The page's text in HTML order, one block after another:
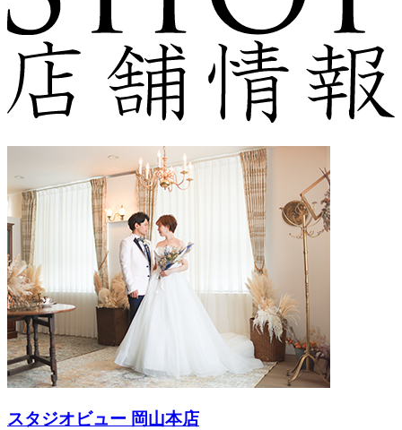
スタジオビュー 岡山本店